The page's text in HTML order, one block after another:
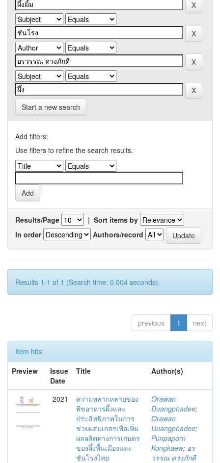
Start a new search
Add filters:
Use filters to refine the search results.
Results/Page | Sort items by
In order
Authors/record
Results 1-1 of 1 (Search time: 0.004 seconds).
previous 1 next
Item hits:
Preview
Issue
Date
Title Author(s)
2021
ความหลากหลายของ
พืชอาหารผึ้งและ
ประสิทธิภาพในการ
ช่วยผสมเกสรเพื่อเพิ่ม
ผลผลิตทางการเกษตร
ของผึ้งพื้นเมืองและ
ชันโรงไทย
Orawan
Duangphadee;
Orawan
Duangphadee;
Punpaporn
Kongkaew; อร
วรรณ ดวงภักดี